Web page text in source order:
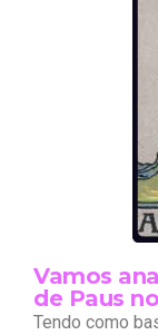
Vamos
de Paus
Tendo como